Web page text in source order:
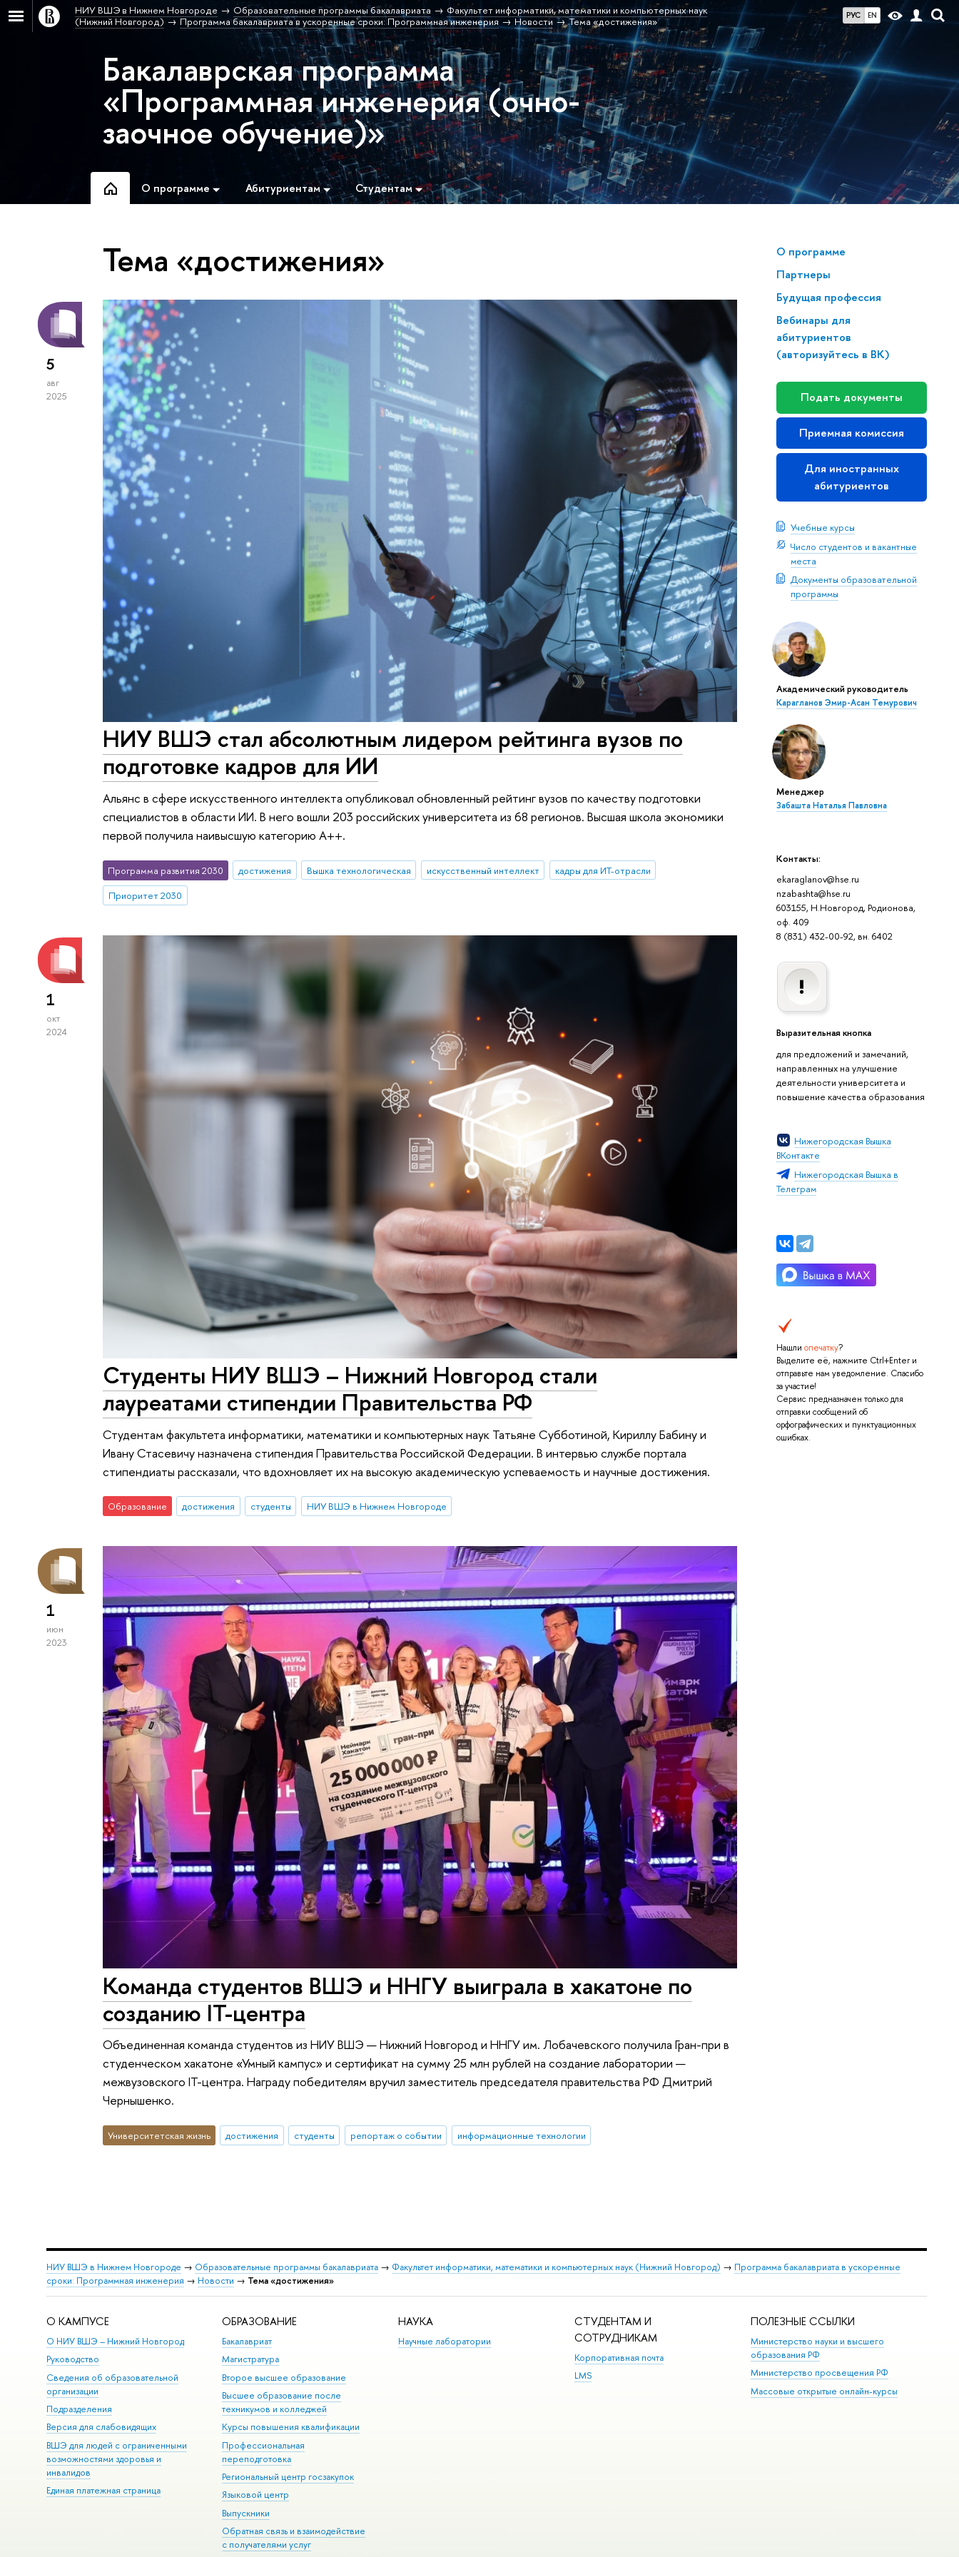
РУС EN
НИУ ВШЭ в Нижнем Новгороде Образовательные программы бакалавриата
Факультет информатики, математики и компьютерных наук
(Нижний Новгород)
Программа бакалавриата в ускоренные сроки: Программная инженерия Новости Тема «достижения»
Бакалаврская программа
«Программная инженерия (очно-
заочное обучение)»
О программе Абитуриентам Студентам
О программе
Партнеры
Будущая профессия
Вебинары для
абитуриентов
(авторизуйтесь в ВК)
Подать документы
Приемная комиссия
Для иностранных
абитуриентов
Учебные курсы
Число студентов и вакантные
места
Документы образовательной
программы
Академический руководитель
Карагланов Эмир-Асан Темурович
Менеджер
Забашта Наталья Павловна
Контакты:
ekaraglanov@hse.ru
nzabashta@hse.ru
603155, Н.Новгород, Родионова,
оф. 409
8 (831) 432-00-92, вн. 6402
Выразительная кнопка
для предложений и замечаний,
направленных на улучшение
деятельности университета и
повышение качества образования
Нижегородская Вышка
ВКонтакте
Нижегородская Вышка в
Телеграм
Нашли опечатку?
Выделите её, нажмите Ctrl+Enter и
отправьте нам уведомление. Спасибо
за участие!
Сервис предназначен только для
отправки сообщений об
орфографических и пунктуационных
ошибках.
Тема «достижения»
5
авг
2025
НИУ ВШЭ стал абсолютным лидером рейтинга вузов по
подготовке кадров для ИИ
Альянс в сфере искусственного интеллекта опубликовал обновленный рейтинг вузов по качеству подготовки
специалистов в области ИИ. В него вошли 203 российских университета из 68 регионов. Высшая школа экономики
первой получила наивысшую категорию А++.
Программа развития 2030 достижения Вышка технологическая искусственный интеллект
кадры для ИТ-отрасли
Приоритет 2030
1
окт
2024
Студенты НИУ ВШЭ – Нижний Новгород стали
лауреатами стипендии Правительства РФ
Студентам факультета информатики, математики и компьютерных наук Татьяне Субботиной, Кириллу Бабину и
Ивану Стасевичу назначена стипендия Правительства Российской Федерации. В интервью службе портала
стипендиаты рассказали, что вдохновляет их на высокую академическую успеваемость и научные достижения.
Образование достижения студенты НИУ ВШЭ в Нижнем Новгороде
1
июн
2023
Команда студентов ВШЭ и ННГУ выиграла в хакатоне по
созданию IT-центра
Объединенная команда студентов из НИУ ВШЭ — Нижний Новгород и ННГУ им. Лобачевского получила Гран-при в
студенческом хакатоне «Умный кампус» и сертификат на сумму 25 млн рублей на создание лаборатории —
межвузовского IT-центра. Награду победителям вручил заместитель председателя правительства РФ Дмитрий
Чернышенко.
Университетская жизнь достижения студенты репортаж о событии информационные технологии
НИУ ВШЭ в Нижнем Новгороде → Образовательные программы бакалавриата→ Факультет информатики, математики и компьютерных наук (Нижний Новгород) → Программа бакалавриата в ускоренные
сроки: Программная инженерия → Новости → Тема «достижения»
О КАМПУСЕ
О НИУ ВШЭ – Нижний Новгород
Руководство
Сведения об образовательной
организации
Подразделения
Версия для слабовидящих
ВШЭ для людей с ограниченными
возможностями здоровья и
инвалидов
Единая платежная страница
ОБРАЗОВАНИЕ
Бакалавриат
Магистратура
Второе высшее образование
Высшее образование после
техникумов и колледжей
Курсы повышения квалификации
Профессиональная
переподготовка
Региональный центр госзакупок
Языковой центр
Выпускники
Обратная связь и взаимодействие
с получателями услуг
НАУКА
Научные лаборатории
СТУДЕНТАМ И
СОТРУДНИКАМ
Корпоративная почта
LMS
ПОЛЕЗНЫЕ ССЫЛКИ
Министерство науки и высшего
образования РФ
Министерство просвещения РФ
Массовые открытые онлайн-курсы